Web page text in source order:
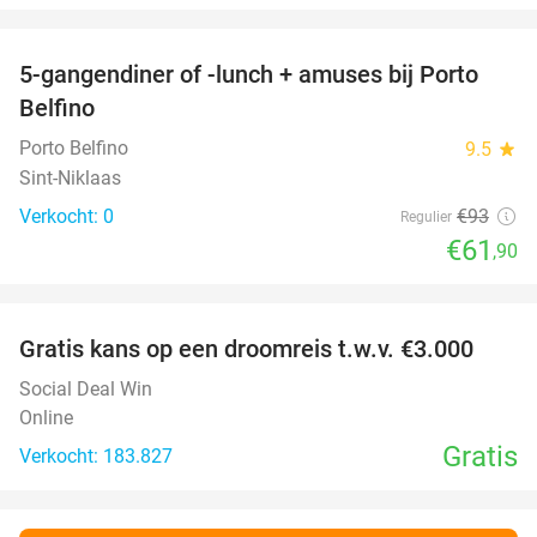
33%
NEW
TODAY
5-gangendiner of -lunch + amuses bij Porto
Belfino
Porto Belfino 9.5 star
Sint-Niklaas
Verkocht: 0
Regulier €93
€61 ,90
Gratis kans op een droomreis t.w.v. €3.000
Social Deal Win
Online
Verkocht: 183.827
Gratis